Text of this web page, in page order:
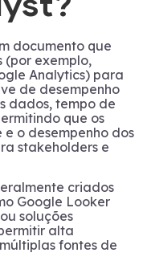
documento que
(por exemplo,
Analytics) para
de desempenho
dados, tempo de
que os
o desempenho dos
stakeholders e
criados
Google Looker
soluções
alta
fontes de